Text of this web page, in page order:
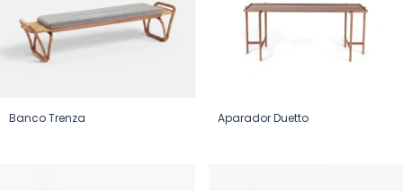
Banco Trenza Aparador Duetto